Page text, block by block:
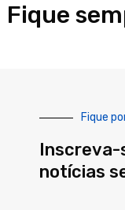
Fique
Fique
Inscreva-
notícias